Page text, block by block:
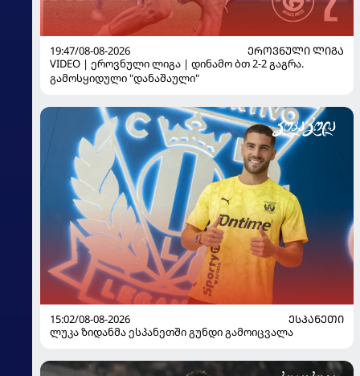
19:47/08-08-2026
ᲔᲠᲝᲕᲜᲣᲚᲘ ᲚᲘᲒᲐ
VIDEO | ეროვნული ლიგა | დინამო ბთ 2-2 გაგრა.
გამოსყიდული "დანაშაული"
15:02/08-08-2026
ᲔᲡᲞᲐᲜᲔᲗᲘ
ლუკა ზიდანმა ესპანეთში გუნდი გამოიცვალა